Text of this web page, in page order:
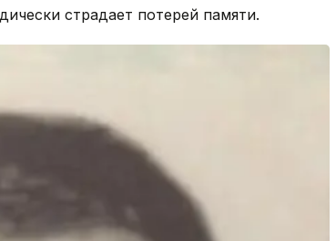
страдает потерей памяти.